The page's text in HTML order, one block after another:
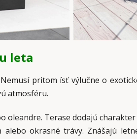
leta
pritom ísť výlučne o
atmosféru.
oleandre. Terase dodajú
okrasné trávy. Znášajú